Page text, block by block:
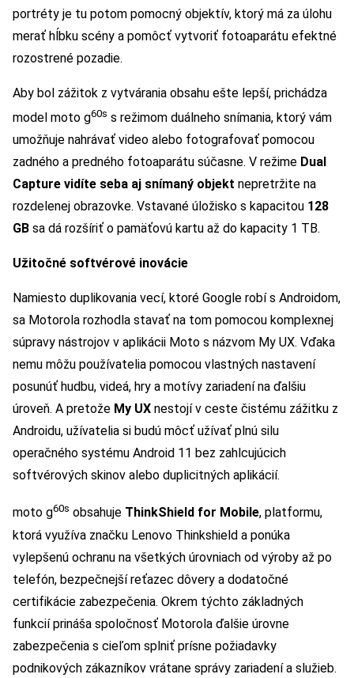
portréty je tu potom pomocný objektív, ktorý má za úlohu
merať hĺbku scény a pomôcť vytvoriť fotoaparátu efektné
rozostrené pozadie.
Aby bol zážitok z vytvárania obsahu ešte lepší, prichádza
model moto g60s s režimom duálneho snímania, ktorý vám
umožňuje nahrávať video alebo fotografovať pomocou
zadného a predného fotoaparátu súčasne. V režime Dual
Capture vidíte seba aj snímaný objekt nepretržite na
rozdelenej obrazovke. Vstavané úložisko s kapacitou 128
GB sa dá rozšíriť o pamäťovú kartu až do kapacity 1 TB.
Užitočné softvérové ​​inovácie
Namiesto duplikovania vecí, ktoré Google robí s Androidom,
sa Motorola rozhodla stavať na tom pomocou komplexnej
súpravy nástrojov v aplikácii Moto s názvom My UX. Vďaka
nemu môžu používatelia pomocou vlastných nastavení
posunúť hudbu, videá, hry a motívy zariadení na ďalšiu
úroveň. A pretože My UX nestojí v ceste čistému zážitku z
Androidu, užívatelia si budú môcť užívať plnú silu
operačného systému Android 11 bez zahlcujúcich
softvérových skinov alebo duplicitných aplikácií.
moto g60s obsahuje ThinkShield for Mobile, platformu,
ktorá využíva značku Lenovo Thinkshield a ponúka
vylepšenú ochranu na všetkých úrovniach od výroby až po
telefón, bezpečnejší reťazec dôvery a dodatočné
certifikácie zabezpečenia. Okrem týchto základných
funkcií prináša spoločnosť Motorola ďalšie úrovne
zabezpečenia s cieľom splniť prísne požiadavky
podnikových zákazníkov vrátane správy zariadení a služieb.